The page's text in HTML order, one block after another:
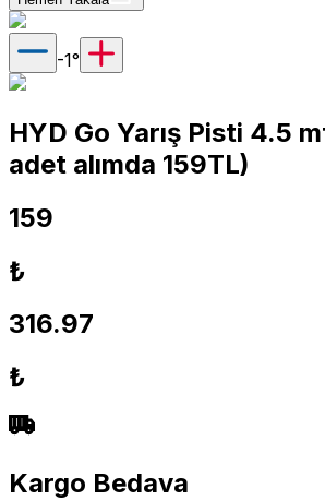
-1°
HYD Go Yarış Pisti 4.5
adet alımda 159TL)
159
₺
316.97
₺
Kargo Bedava